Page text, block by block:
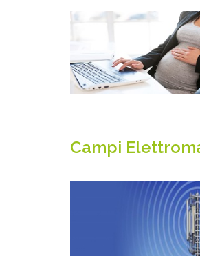
Campi